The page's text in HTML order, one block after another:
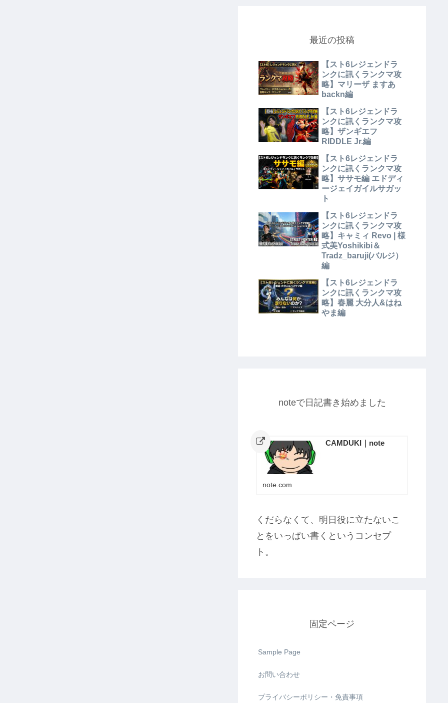
最近の投稿
【スト6レジェンドラ
ンクに訊くランクマ攻
略】マリーザ ますあ
backn編
【スト6レジェンドラ
ンクに訊くランクマ攻
略】ザンギエフ
RIDDLE Jr.編
【スト6レジェンドラ
ンクに訊くランクマ攻
略】ササモ編 エドディ
ージェイガイルサガッ
ト
【スト6レジェンドラ
ンクに訊くランクマ攻
略】キャミィ Revo | 様
式美Yoshikibi＆
Tradz_baruji(バルジ）
編
【スト6レジェンドラ
ンクに訊くランクマ攻
略】春麗 大分人&はね
やま編
noteで日記書き始めました
CAMDUKI｜note
note.com
くだらなくて、明日役に立たないこ
とをいっぱい書くというコンセプ
ト。
固定ページ
Sample Page
お問い合わせ
プライバシーポリシー・免責事項